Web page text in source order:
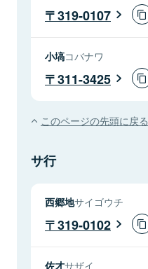
319-0107
小塙コバナワ
311-3425
このページの先頭に戻る
サ行
西郷地サイゴウチ
319-0102
佐才サザイ